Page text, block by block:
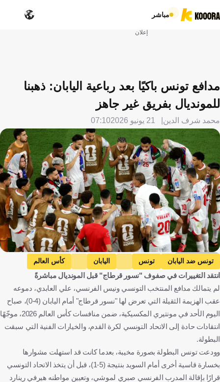
مباشر
إعلان
مدافع تونس باكيًا بعد رباعية اليابان: ذهبنا
للمونديال بفريق غير جاهز
محمد شرف الدين 21 يونيو 2026 07:10
Getty Images
تونس ضد اليابان تونس اليابان
كأس العالم
تونس ضد هولندا
هولندا علي العابدي
هيرفي رينارد
صبري لموشي
تونس اليابان المكسيك
هولندا
الولايات المتحدة
فرنسا كرة قدم
انتقد التغييرات في صفوف "نسور قرطاج" قبل المونديال مباشرةً
لم يتمالك مدافع المنتخب التونسي ونيس الفرنسي، علي العابدي، دموعه
عقب الهزيمة الثقيلة التي تعرض لها "نسور قرطاج" أمام اليابان (4-0)، صباح
اليوم الأحد في مونتيري المكسيكية، ضمن منافسات كأس العالم 2026، موجّهًا
انتقادات حادة إلى الاتحاد التونسي لكرة القدم، والخيارات الفنية التي سبقت
البطولة.
وودعت تونس البطولة بصورة مخيبة، بعدما كانت قد استهلت مشوارها
بخسارة قاسية أخرى أمام السويد بنتيجة (5-1)، قبل أن يتخذ الاتحاد التونسي
قرارًا بإقالة المدرب الفرنسي صبري لموشي، وتعيين مواطنه هيرفي رينارد